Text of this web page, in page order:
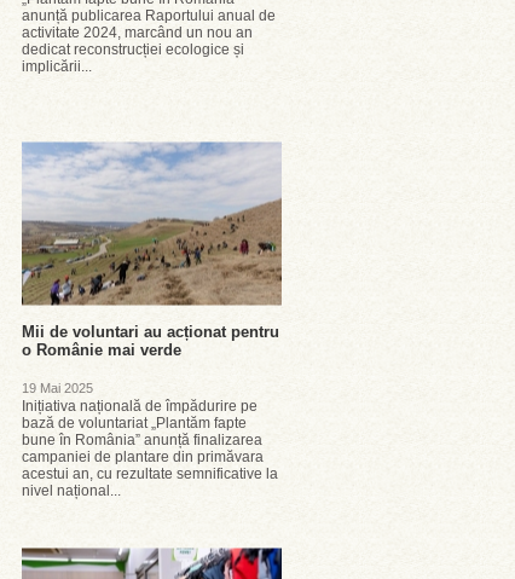
anunță publicarea Raportului anual de
activitate 2024, marcând un nou an
dedicat reconstrucției ecologice și
implicării...
Mii de voluntari au acționat pentru
o Românie mai verde
19 Mai 2025
Inițiativa națională de împădurire pe
bază de voluntariat „Plantăm fapte
bune în România” anunță finalizarea
campaniei de plantare din primăvara
acestui an, cu rezultate semnificative la
nivel național...